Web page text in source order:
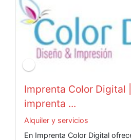
Imprenta Color Digital
imprenta ...
Alquiler y servicios
En Imprenta Color Digital